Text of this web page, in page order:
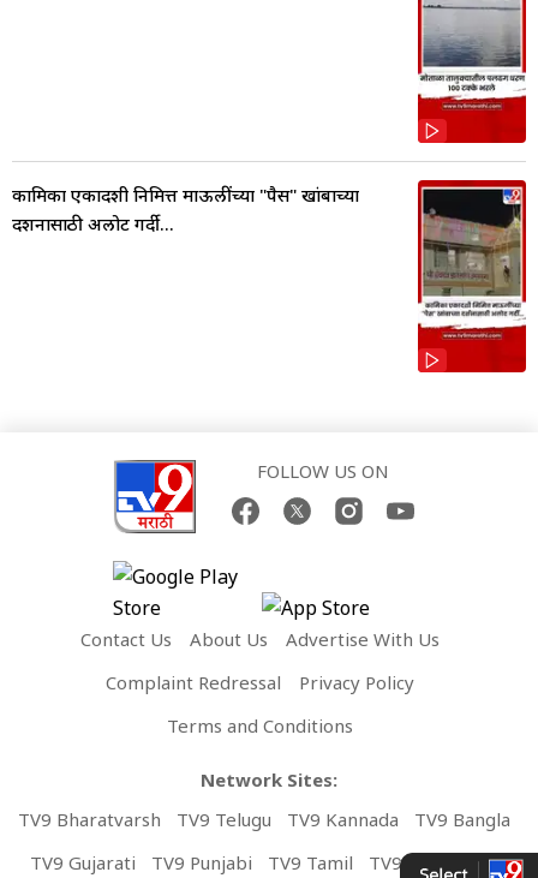
कामिका एकादशी निमित्त माऊलींच्या "पैस" खांबाच्या
दर्शनासाठी अलोट गर्दी...
FOLLOW US ON
Contact Us About Us
Advertise With Us
Complaint Redressal
Privacy Policy
Terms and Conditions
Network Sites:
TV9 Bharatvarsh
TV9 Telugu TV9 Kannada
TV9 Bangla
TV9 Gujarati
TV9 Punjabi TV9 Tamil TV9 Malayalam